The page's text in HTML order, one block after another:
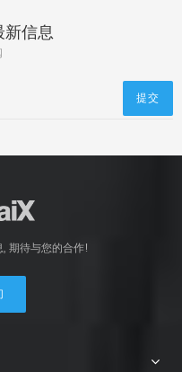
信息
期待与您的合作!